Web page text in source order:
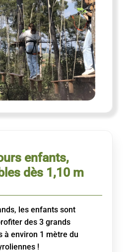
enfants,
dès 1,10 m
les enfants sont
des 3 grands
à environ 1 mètre du
!